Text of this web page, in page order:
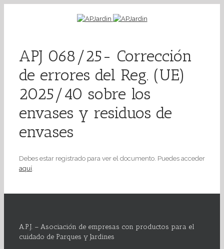
APJ 068/25- Corrección
de errores del Reg. (UE)
2025/40 sobre los
envases y residuos de
envases
Debes estar registrado para ver el documento. Puedes acceder
aquí.
A.P.J. – Asociación de empresas con productos para el
cuidado de Parques y Jardines